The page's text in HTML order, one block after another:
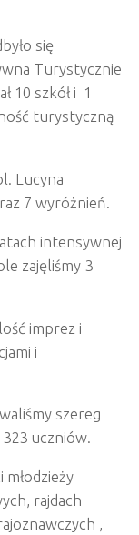
się
Turystycznie
10 szkół i 1
turystyczną
Lucyna
7 wyróżnień.
intensywnej
zajęliśmy 3
imprez i
i
szereg
323 uczniów.
rajdach
,